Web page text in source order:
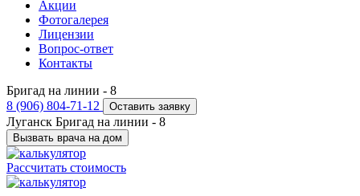
Акции
Фотогалерея
Лицензии
Вопрос-ответ
Контакты
Бригад на линии - 8
8 (906) 804-71-12
Оставить заявку
Луганск Бригад на линии - 8
Вызвать врача на дом
Рассчитать стоимость